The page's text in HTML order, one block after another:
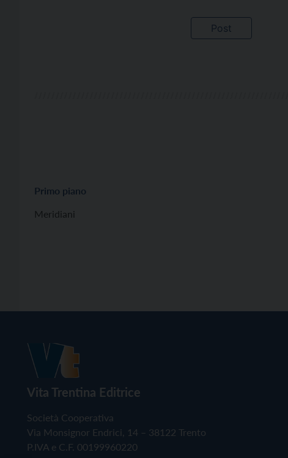
Primo piano
Meridiani
Vita Trentina Editrice
Società Cooperativa
Via Monsignor Endrici, 14 – 38122 Trento
P.IVA e C.F. 00199960220